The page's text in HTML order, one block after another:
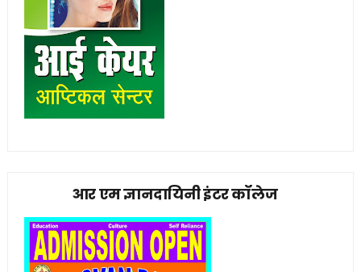
आर एम ज्ञानदायिनी इंटर कॉलेज